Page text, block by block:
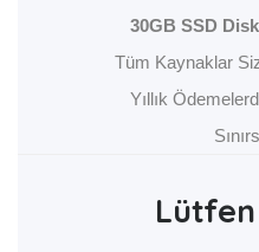
30GB SSD
Tüm Kaynaklar
Yıllık